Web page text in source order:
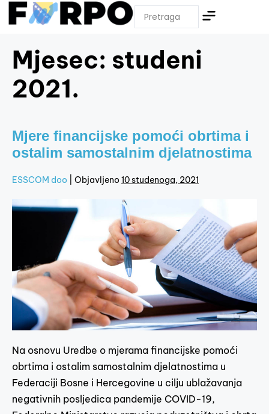
Mjesec: studeni
2021.
Mjere financijske pomoći obrtima i
ostalim samostalnim djelatnostima
ESSCOM doo Objavljeno 10 studenoga, 2021
Na osnovu Uredbe o mjerama financijske pomoći
obrtima i ostalim samostalnim djelatnostima u
Federaciji Bosne i Hercegovine u cilju ublažavanja
negativnih posljedica pandemije COVID-19,